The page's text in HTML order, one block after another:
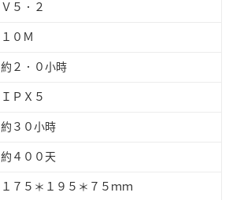
Ｖ５．２
１０Ｍ
約２．０小時
ＩＰＸ５
約３０小時
約４００天
１７５＊１９５＊７５ｍｍ